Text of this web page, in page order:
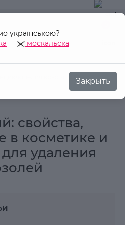
москальска
Закрыть
свойства,
в косметике и
для удаления